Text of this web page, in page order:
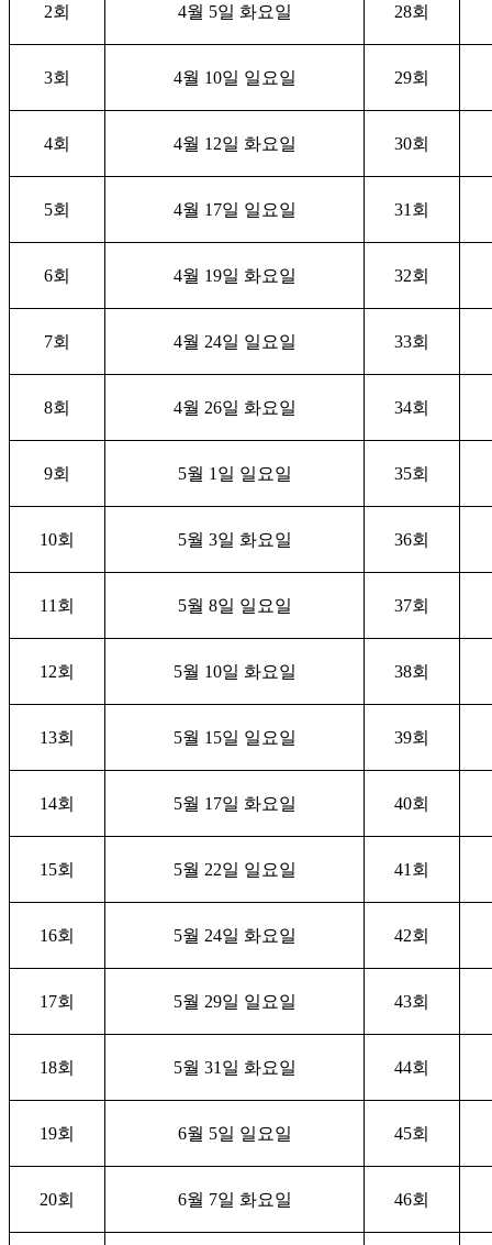
2회 4월 5일 화요일 28회
3회 4월 10일 일요일 29회
4회 4월 12일 화요일 30회
5회 4월 17일 일요일 31 회
6회 4월 19일 화요일 32회
7회 4월 24일 일요일 33회
8회 4월 26일 화요일 34회
9회 5월 1 일 일요일 35회
10회 5월 3일 화요일 36회
11 회 5월 8일 일요일 37회
12회 5월 10일 화요일 38회
13회 5월 15일 일요일 39회
14회 5월 17일 화요일 40회
15회 5월 22일 일요일 41 회
16회 5월 24일 화요일 42회
17회 5월 29일 일요일 43회
18회 5월 31 일 화요일 44회
19회 6월 5일 일요일 45회
20회 6월 7일 화요일 46회